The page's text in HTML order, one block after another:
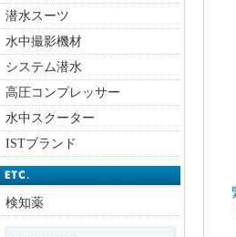
潜水スーツ
水中撮影機材
システム潜水
高圧コンプレッサー
水中スクーター
ISTブランド
検知薬